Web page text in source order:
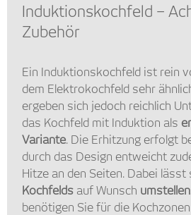
Induktionskochfeld –
Zubehör
Ein Induktionskochfeld ist rein
dem Elektrokochfeld sehr
ergeben sich jedoch reichlich
das Kochfeld mit Induktion als
Variante. Die Erhitzung erfolgt
durch das Design entweicht
Hitze an den Seiten. Dabei lässt
Kochfelds auf Wunsch umstellen
benötigen Sie für die Kochzonen